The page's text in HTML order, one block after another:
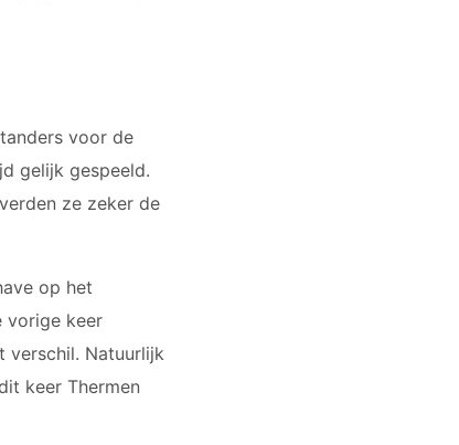
voor de
gelijk gespeeld.
ze zeker de
op het
vorige keer
verschil. Natuurlijk
keer Thermen